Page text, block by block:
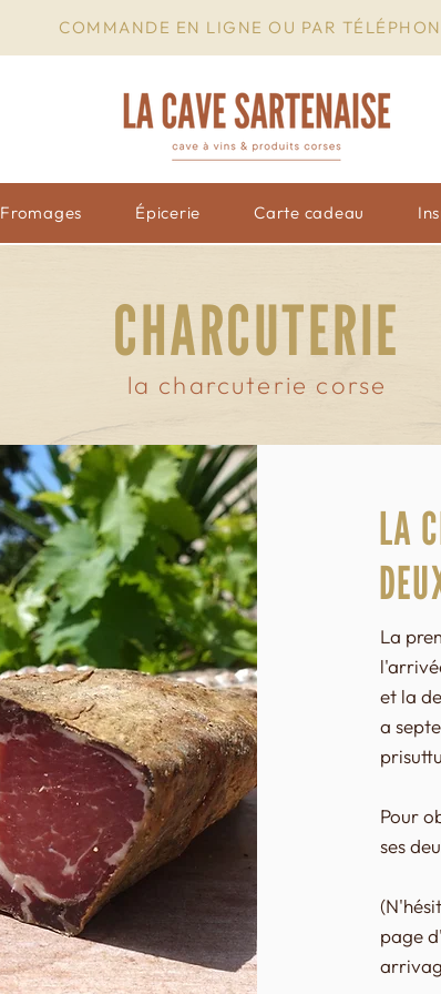
COMMANDE EN LIGNE OU PAR
Fromages Épicerie Carte cadeau
CHARCUTERIE
la charcuterie corse
LA
La
et la
a
Pour
ses
page